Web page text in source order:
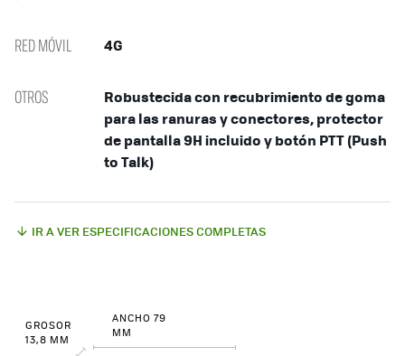
RED MÓVIL 4G
OTROS
Robustecida con recubrimiento de goma
para las ranuras y conectores, protector
de pantalla 9H incluido y botón PTT (Push
to Talk)
IR A VER ESPECIFICACIONES COMPLETAS
GROSOR
13,8 MM
ANCHO 79
MM